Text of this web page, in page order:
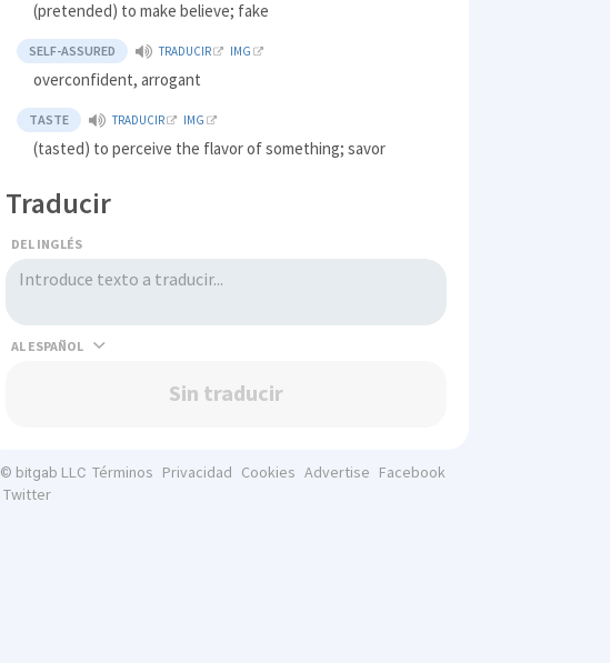
(pretended) to make believe; fake
SELF-ASSURED TRADUCIR IMG
overconfident, arrogant
TASTE TRADUCIR IMG
(tasted) to perceive the flavor of something; savor
Traducir
DEL INGLÉS
AL
Sin traducir
© bitgab LLC Términos Privacidad Cookies Advertise Facebook
Twitter